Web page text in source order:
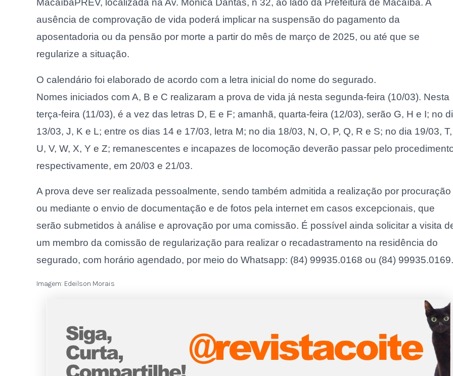
MacaíbaPREV, localizada na Av. Mônica Dantas, n 32, ao lado da Prefeitura de Macaíba. A
ausência de comprovação de vida poderá implicar na suspensão do pagamento da
aposentadoria ou da pensão por morte a partir do mês de março de 2025, ou até que se
regularize a situação.
O calendário foi elaborado de acordo com a letra inicial do nome do segurado.
Nomes iniciados com A, B e C realizaram a prova de vida já nesta segunda-feira (10/03). Nesta
terça-feira (11/03), é a vez das letras D, E e F; amanhã, quarta-feira (12/03), serão G, H e I; no
13/03, J, K e L; entre os dias 14 e 17/03, letra M; no dia 18/03, N, O, P, Q, R e S; no dia 19/03, T,
U, V, W, X, Y e Z; remanescentes e incapazes de locomoção deverão passar pelo
respectivamente, em 20/03 e 21/03.
A prova deve ser realizada pessoalmente, sendo também admitida a realização por procuração
ou mediante o envio de documentação e de fotos pela internet em casos excepcionais, que
serão submetidos à análise e aprovação por uma comissão. É possível ainda solicitar a visita
um membro da comissão de regularização para realizar o recadastramento na residência do
segurado, com horário agendado, por meio do Whatsapp: (84) 99935.0168 ou (84) 99935.0169.
Imagem: Edeilson Morais